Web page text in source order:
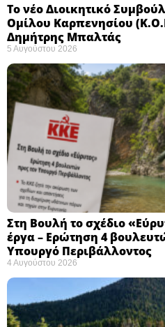
Το νέο Διοικητικό
Ομίλου Καρπενησίου
Δημήτρης Μπαλτάς
5 Αυγούστου 2026
Στη Βουλή το σχέδιο
έργα – Ερώτηση 4
Υπουργό Περιβάλλοντος
4 Αυγούστου 2026